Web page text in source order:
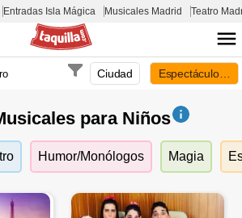
Entradas Isla Mágica Musicales Madrid Teatro
Ciudad Espectáculos
para Niños
Humor/Monólogos Magia